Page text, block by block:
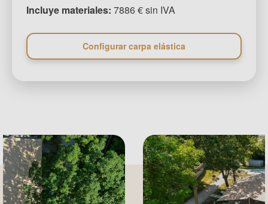
Incluye materiales: 7886 € sin IVA
Configurar carpa elástica